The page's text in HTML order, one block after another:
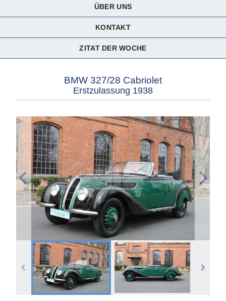
ÜBER UNS
KONTAKT
ZITAT DER WOCHE
BMW 327/28 Cabriolet
Erstzulassung 1938